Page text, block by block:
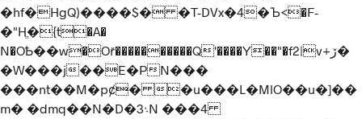
�hf�HgQ)����$� �T-DVx�4�Ъ<�F-
�"Hֱ�{t�A�
N�OҌ��w�Oř����������Q'����Y��"�f2|v+ڒ�
�W���j��E�PN���
���nt��M�pȼ� �u���L�MlO��u�]��
m� �dmq��N�D�܈3N ���4